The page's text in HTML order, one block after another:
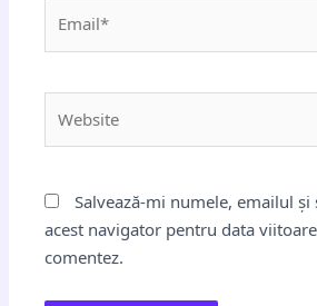
Salvează-mi numele, emailul
acest navigator pentru data
comentez.